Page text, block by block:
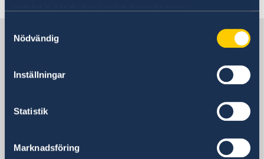
Nödvändig
Inställningar
Statistik
Marknadsföring
Sweden in Djibouti
Sweden's mission
Ethiopia, Addis Ababa